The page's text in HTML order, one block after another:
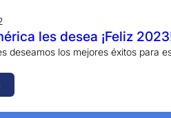
les desea ¡Feliz
deseamos los mejores éxitos para